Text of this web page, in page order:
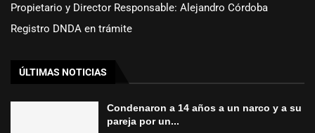
Propietario y Director Responsable: Alejandro Córdoba
Registro DNDA en trámite
ÚLTIMAS NOTICIAS
Condenaron a 14 años a un narco y a su
pareja por un...